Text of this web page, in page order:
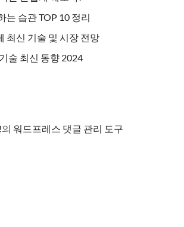
는 습관 TOP 10 정리
최신 기술 및 시장 전망
술 최신 동향 2024
의 워드프레스 댓글 관리 도구